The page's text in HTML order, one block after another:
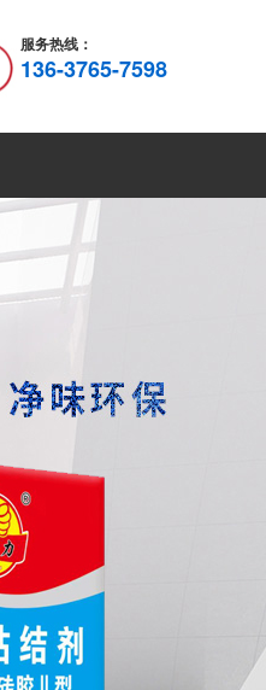
服务热线：
136-3765-7598